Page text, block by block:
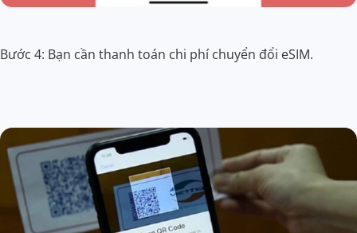
Bước 4: Bạn cần thanh toán chi phí chuyển đổi eSIM.